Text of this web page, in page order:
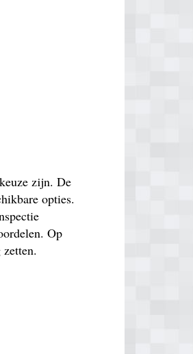
zijn. De
opties.
Op